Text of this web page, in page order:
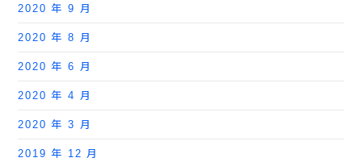
2020 年 9 月
2020 年 8 月
2020 年 6 月
2020 年 4 月
2020 年 3 月
2019 年 12 月